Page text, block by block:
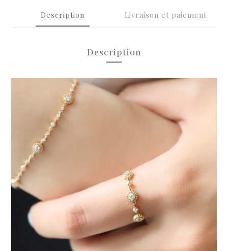
Description Livraison et paiement
Description